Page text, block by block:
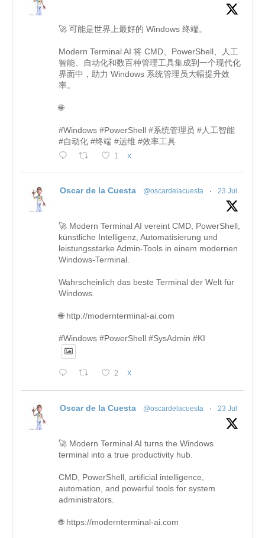
🚀 可能是世界上最好的 Windows 终端。
Modern Terminal AI 将 CMD、PowerShell、人工
智能、自动化和数百种管理工具集成到一个现代化
界面中，助力 Windows 系统管理员大幅提升效
率。
🌐
#Windows #PowerShell #系统管理员 #人工智能
#自动化 #终端 #运维 #效率工具
1 X
Oscar de la Cuesta @oscardelacuesta · 23 Jul
🚀 Modern Terminal AI vereint CMD, PowerShell,
künstliche Intelligenz, Automatisierung und
leistungsstarke Admin-Tools in einem modernen
Windows-Terminal.
Wahrscheinlich das beste Terminal der Welt für
Windows.
🌐 http://modernterminal-ai.com
#Windows #PowerShell #SysAdmin #KI
2 X
Oscar de la Cuesta @oscardelacuesta · 23 Jul
🚀 Modern Terminal AI turns the Windows
terminal into a true productivity hub.
CMD, PowerShell, artificial intelligence,
automation, and powerful tools for system
administrators.
🌐 https://modernterminal-ai.com